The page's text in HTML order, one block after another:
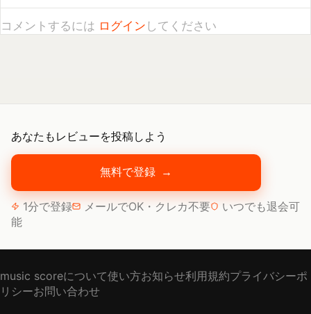
あなたもレビューを投稿しよう
無料で登録 →
1分で登録 メールでOK・クレカ不要
いつでも退会可
能
music scoreについて使い方お知らせ利用規約プライバシーポ
リシーお問い合わせ